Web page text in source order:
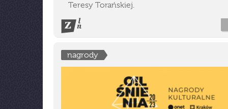
Teresy Torańskiej.
nagrody